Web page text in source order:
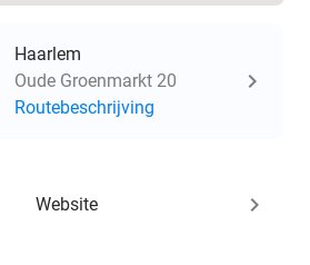
Haarlem
Oude Groenmarkt 20
Routebeschrijving
Website keyboard_arrow_right